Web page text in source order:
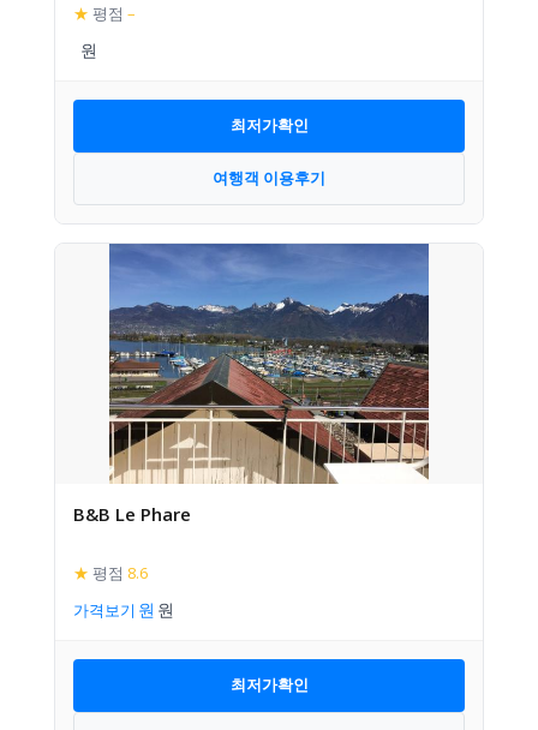
★ 평점 –
최저가확인
여행객 이용후기
B&B Le Phare
★ 평점 8.6
가격보기
최저가확인